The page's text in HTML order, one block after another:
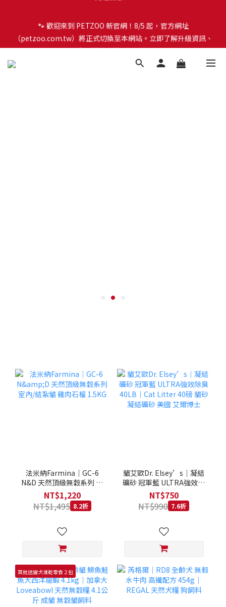
（petzoo.com.tw）將正式切換至本網站。立即了解升級資訊、
會員權益及常見問題 ＞
（petzoo.com.tw）將正式切換至本網站。立即了解升級資訊、
會員權益及常見問題 ＞
✨【新朋友見面禮】現在註冊即領 $100 購物金！全館滿 $1,500 享
法米納Farmina｜GC-6
N&D 天然頂級無穀系列 室
內/結紮貓 雞肉石榴 1.5KG
NT$1,220
NT$1,495 8.2折
貓艾歐Dr. Elsey’s｜凝結
礦砂 冠軍藍 ULTRA強效除
臭 40LB｜Cat Litter 40磅
士
NT$750
NT$990 7.6折
買就送貓犬凍乾零食２包